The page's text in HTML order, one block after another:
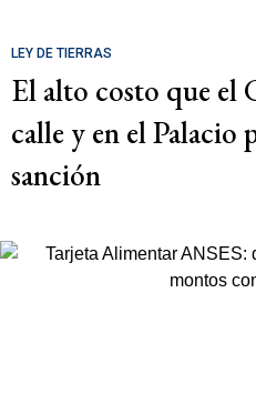
LEY DE TIERRAS
El alto costo que el
calle y en el Palacio
sanción